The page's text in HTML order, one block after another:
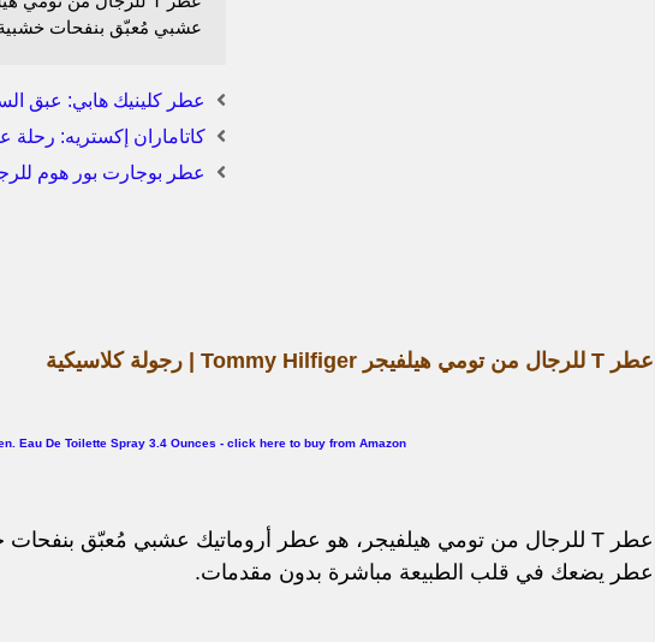
عشبي مُعبّق بنفحات
عطر كلينيك هابي: عبق
كاتاماران إكستريه:
عطر بوجارت بور هوم
عطر T للرجال من تومي هيلفيجر Tommy Hilfiger | رجولة كلاسيكية
Eau De Toilette Spray 3.4 Ounces - click here to buy from Amazon
عطر T للرجال من تومي هيلفيجر، هو عطر أروماتيك عشبي مُعبّق بنفحات خشبية.
عطر يضعك في قلب الطبيعة مباشرة بدون مقدمات.